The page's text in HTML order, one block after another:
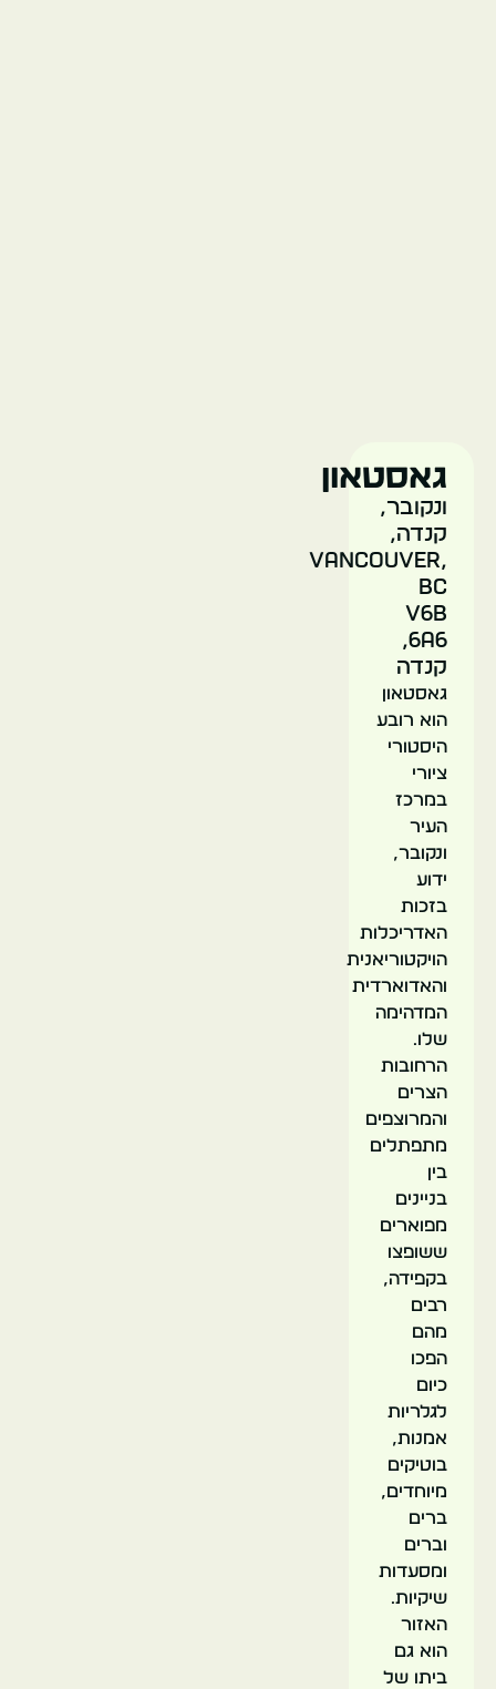
גאסטאון
ונקובר,
קנדה,
Vancouver,
BC
V6B
6A6,
קנדה
גאסטאון
הוא רובע
היסטורי
ציורי
במרכז
העיר
ונקובר,
ידוע
בזכות
האדריכלות
הויקטוריאנית
והאדוארדית
המדהימה
שלו.
הרחובות
הצרים
והמרוצפים
מתפתלים
בין
בניינים
מפוארים
ששופצו
בקפידה,
רבים
מהם
הפכו
כיום
לגלריות
אמנות,
בוטיקים
מיוחדים,
ברים
וברים
ומסעדות
שיקיות.
האזור
הוא גם
ביתו של